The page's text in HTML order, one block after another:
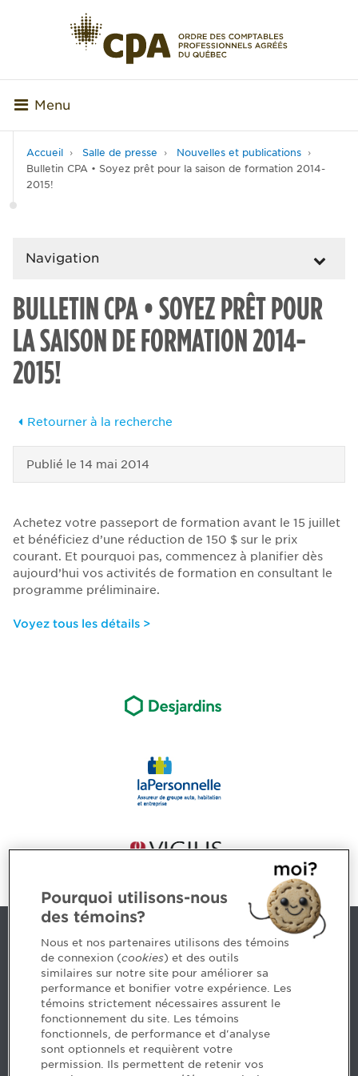
Menu
Accueil Salle de presse
Nouvelles et publications
Bulletin CPA • Soyez prêt pour la saison de formation 2014-
2015!
Navigation
BULLETIN CPA • SOYEZ PRÊT POUR
LA SAISON DE FORMATION 2014-
2015!
Retourner à la recherche
Publié le 14 mai 2014
Achetez votre passeport de formation avant le 15 juillet
et bénéficiez d’une réduction de 150 $ sur le prix
courant. Et pourquoi pas, commencez à planifier dès
aujourd’hui vos activités de formation en consultant le
programme préliminaire.
Voyez tous les détails >
Nous joindre
5, Place Ville Marie, bureau 800, Montréal (Québec)
H3B 2G2
www.cpaquebec.ca
Des questions? Faites appel à notre équipe >
Pourquoi utilisons-nous
des témoins?
Nous et nos partenaires utilisons des témoins
de connexion (cookies) et des outils
similaires sur notre site pour améliorer sa
performance et bonifier votre expérience. Les
témoins strictement nécessaires assurent le
fonctionnement du site. Les témoins
fonctionnels, de performance et d'analyse
sont optionnels et requièrent votre
permission. Ils permettent de retenir vos